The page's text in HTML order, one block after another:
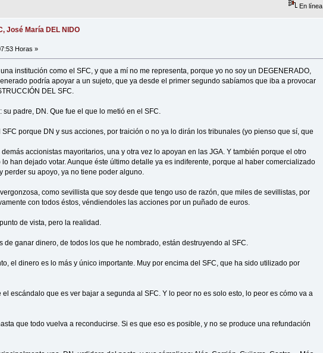
En línea
José María DEL NIDO
Horas »
institución como el SFC, y que a mí no me representa, porque yo no soy un DEGENERADO,
podría apoyar a un sujeto, que ya desde el primer segundo sabíamos que iba a provocar
DEL SFC.
padre, DN. Que fue el que lo metió en el SFC.
porque DN y sus acciones, por traición o no ya lo dirán los tribunales (yo pienso que sí, que
accionistas mayoritarios, una y otra vez lo apoyan en las JGA. Y también porque el otro
han dejado votar. Aunque éste último detalle ya es indiferente, porque al haber comercializado
perder su apoyo, ya no tiene poder alguno.
como sevillista que soy desde que tengo uso de razón, que miles de sevillistas, por
con todos éstos, véndiendoles las acciones por un puñado de euros.
de vista, pero la realidad.
de ganar dinero, de todos los que he nombrado, están destruyendo al SFC.
el dinero es lo más y único importante. Muy por encima del SFC, que ha sido utilizado por
escándalo que es ver bajar a segunda al SFC. Y lo peor no es solo esto, lo peor es cómo va a
que todo vuelva a reconducirse. Si es que eso es posible, y no se produce una refundación